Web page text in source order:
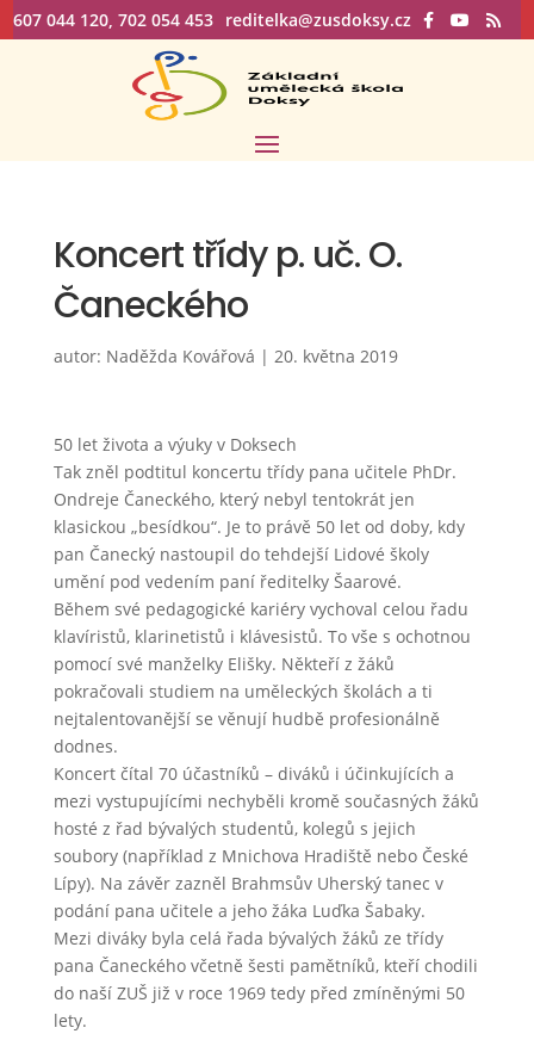
607 044 120, 702 054 453 reditelka@zusdoksy.cz
Koncert třídy p. uč. O.
Čaneckého
autor: Naděžda Kovářová | 20. května 2019
50 let života a výuky v Doksech
Tak zněl podtitul koncertu třídy pana učitele PhDr.
Ondreje Čaneckého, který nebyl tentokrát jen
klasickou „besídkou“. Je to právě 50 let od doby, kdy
pan Čanecký nastoupil do tehdejší Lidové školy
umění pod vedením paní ředitelky Šaarové.
Během své pedagogické kariéry vychoval celou řadu
klavíristů, klarinetistů i klávesistů. To vše s ochotnou
pomocí své manželky Elišky. Někteří z žáků
pokračovali studiem na uměleckých školách a ti
nejtalentovanější se věnují hudbě profesionálně
dodnes.
Koncert čítal 70 účastníků – diváků i účinkujících a
mezi vystupujícími nechyběli kromě současných žáků
hosté z řad bývalých studentů, kolegů s jejich
soubory (například z Mnichova Hradiště nebo České
Lípy). Na závěr zazněl Brahmsův Uherský tanec v
podání pana učitele a jeho žáka Luďka Šabaky.
Mezi diváky byla celá řada bývalých žáků ze třídy
pana Čaneckého včetně šesti pamětníků, kteří chodili
do naší ZUŠ již v roce 1969 tedy před zmíněnými 50
lety.